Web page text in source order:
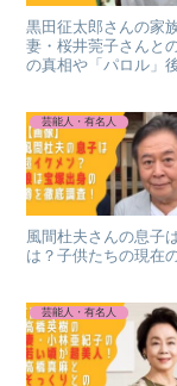
黒田征太郎さんの家
妻・桜井莞子さんと
の真相や「パロル」
芸能人・有名人
風間杜夫さんの息子
は？子供たちの現在
芸能人・有名人